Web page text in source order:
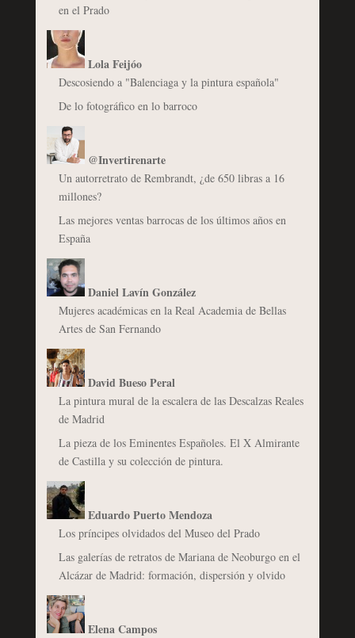
en el Prado
Lola Feijóo
Descosiendo a "Balenciaga y la pintura española"
De lo fotográfico en lo barroco
@Invertirenarte
Un autorretrato de Rembrandt, ¿de 650 libras a 16
millones?
Las mejores ventas barrocas de los últimos años en
España
Daniel Lavín González
Mujeres académicas en la Real Academia de Bellas
Artes de San Fernando
David Bueso Peral
La pintura mural de la escalera de las Descalzas Reales
de Madrid
La pieza de los Eminentes Españoles. El X Almirante
de Castilla y su colección de pintura.
Eduardo Puerto Mendoza
Los príncipes olvidados del Museo del Prado
Las galerías de retratos de Mariana de Neoburgo en el
Alcázar de Madrid: formación, dispersión y olvido
Elena Campos